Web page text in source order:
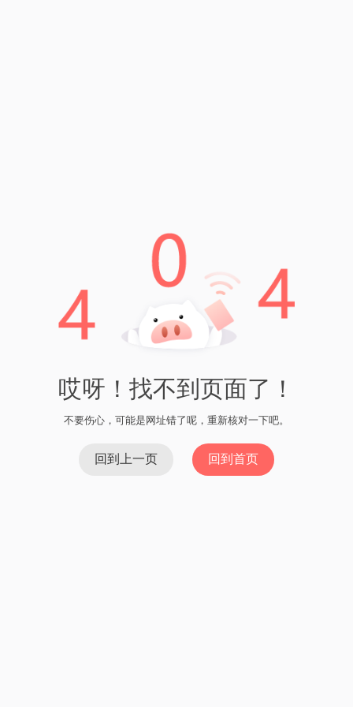
哎呀！找不到页面了！
不要伤心，可能是网址错了呢，重新核对一下吧。
回到上一页 回到首页